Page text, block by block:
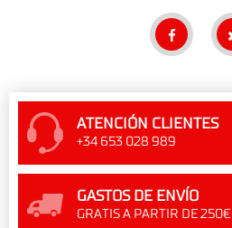
ATENCIÓN CLIENTES
+34 653 028 989
GASTOS DE ENVÍO
GRATIS A PARTIR DE 250€